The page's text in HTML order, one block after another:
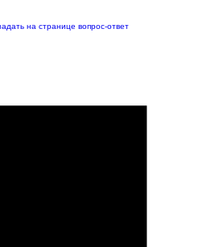
на странице вопрос-ответ